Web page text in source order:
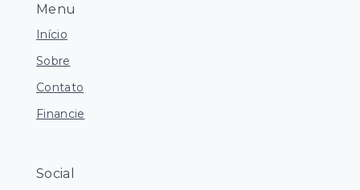
Menu
Início
Sobre
Contato
Financie
Social